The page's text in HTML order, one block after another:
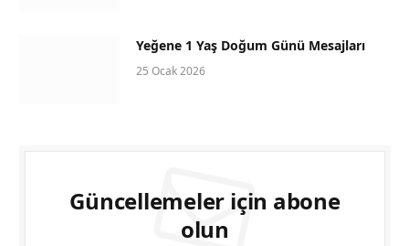
Yeğene 1 Yaş Doğum Günü Mesajları
25 Ocak 2026
Güncellemeler için abone
olun